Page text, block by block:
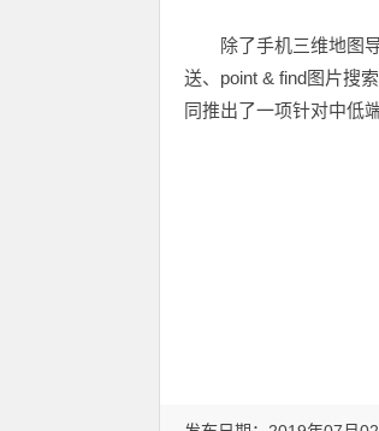
除了手机三维地图
送、point & find图片搜
同推出了一项针对中低